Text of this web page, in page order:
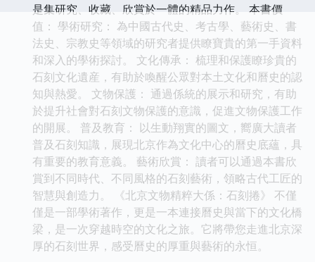
是集研究、收藏、欣賞於一體的精品力作。 本書價
值： 學術研究： 為中國古代史、考古學、藝術史、書
法史、宗教史等領域的研究者提供瞭寶貴的第一手資料
和深入的學術探討。 文化傳承： 梳理和保護瞭珍貴的
石刻文化遺産，有助於喚醒公眾對本土文化和曆史的認
知與熱愛。 文物保護： 通過係統的展示和研究，有助
於提升社會對石刻文物保護的意識，促進文物保護工作
的開展。 普及教育： 以生動翔實的圖文，嚮廣大讀者
普及石刻知識，展現北京作為文化中心的曆史底蘊，具
有重要的教育意義。 藝術欣賞： 讀者可以通過本書欣
賞到不同時代、不同風格的石刻藝術，領略古代工匠的
智慧與創造力。 《北京文物精粹大係：石刻捲》 不僅
僅是一部學術著作，更是一本連接曆史與當下的文化橋
梁，是一次穿越時空的文化之旅。它將帶您走進北京深
厚的石刻世界，感受曆史的厚重與藝術的永恒。